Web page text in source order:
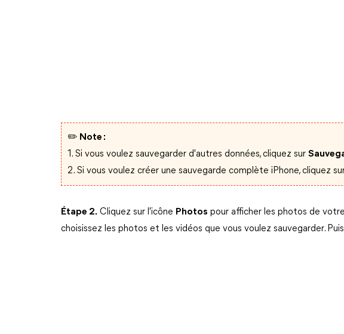
✏️ Note :
1. Si vous voulez sauvegarder d'autres données, cliquez sur
2. Si vous voulez créer une sauvegarde complète iPhone, cliquez
Étape 2. Cliquez sur l'icône Photos pour afficher les photos de
choisissez les photos et les vidéos que vous voulez sauvegarder.